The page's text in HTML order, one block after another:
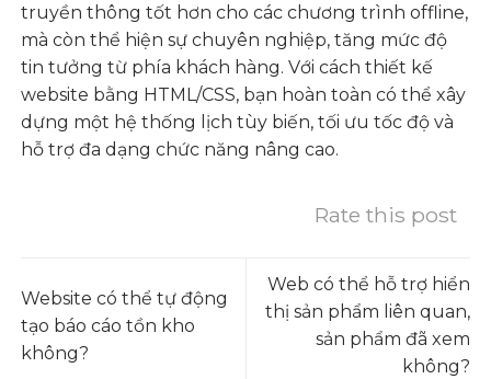
truyền thông tốt hơn cho các chương trình offline,
mà còn thể hiện sự chuyên nghiệp, tăng mức độ
tin tưởng từ phía khách hàng. Với cách thiết kế
website bằng HTML/CSS, bạn hoàn toàn có thể xây
dựng một hệ thống lịch tùy biến, tối ưu tốc độ và
hỗ trợ đa dạng chức năng nâng cao.
Rate this post
Website có thể tự động
tạo báo cáo tồn kho
không?
Web có thể hỗ trợ hiển
thị sản phẩm liên quan,
sản phẩm đã xem
không?